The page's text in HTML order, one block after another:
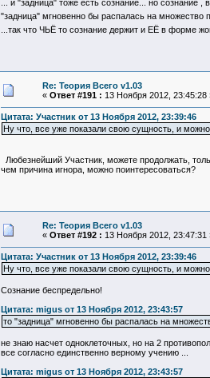
... и "задница" тоже есть сознание... но сознание
"задница" мгновенно бы распалась на
...так что ЧЬЁ то сознание держит и ЕЁ в форме
Re: Теория Всего v1.03
« Ответ #191 : 13 Ноября 2012, 23:45:28
Цитата: Участник от 13 Ноября 2012, 23:39:46
Ну что, все уже показали свою сущность, и
Любезнейший Участник, можете продолжать,
чем причина игнора, можно поинтересоваться?
Re: Теория Всего v1.03
« Ответ #192 : 13 Ноября 2012, 23:47:31
Цитата: Участник от 13 Ноября 2012, 23:39:46
Ну что, все уже показали свою сущность, и
Сознание беспредельно!
Цитата: migus от 13 Ноября 2012, 23:43:57
то "задница" мгновенно бы распалась на
не знаю насчет одноклеточных, но на 2
все согласно единственно верному учению ...
Цитата: migus от 13 Ноября 2012, 23:43:57